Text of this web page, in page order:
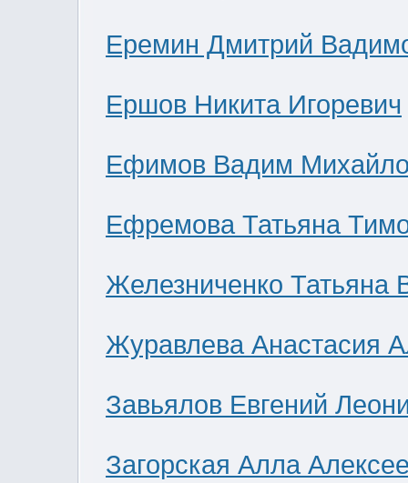
Еремин Дмитрий
Ершов Никита Игоревич
Ефимов Вадим
Ефремова Татьяна
Железниченко Татьяна
Журавлева Анастасия
Завьялов Евгений
Загорская Алла